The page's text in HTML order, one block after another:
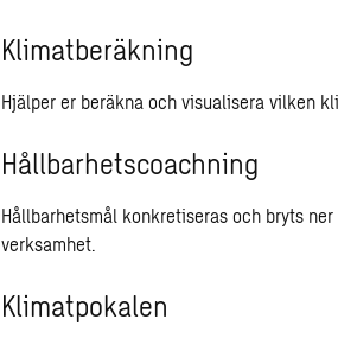
Klimatberäkning
Hjälper er beräkna och visualisera vilken
Hållbarhetscoachning
Hållbarhetsmål konkretiseras och bryts
verksamhet.
Klimatpokalen